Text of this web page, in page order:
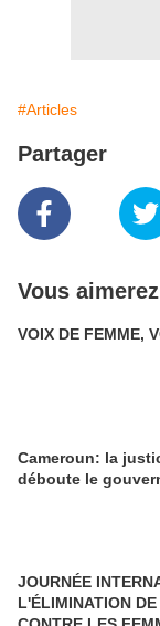
#Articles
Partager
Vous
VOIX DE FEMME,
Cameroun: la
déboute le
JOURNÉE
L'ÉLIMINATION